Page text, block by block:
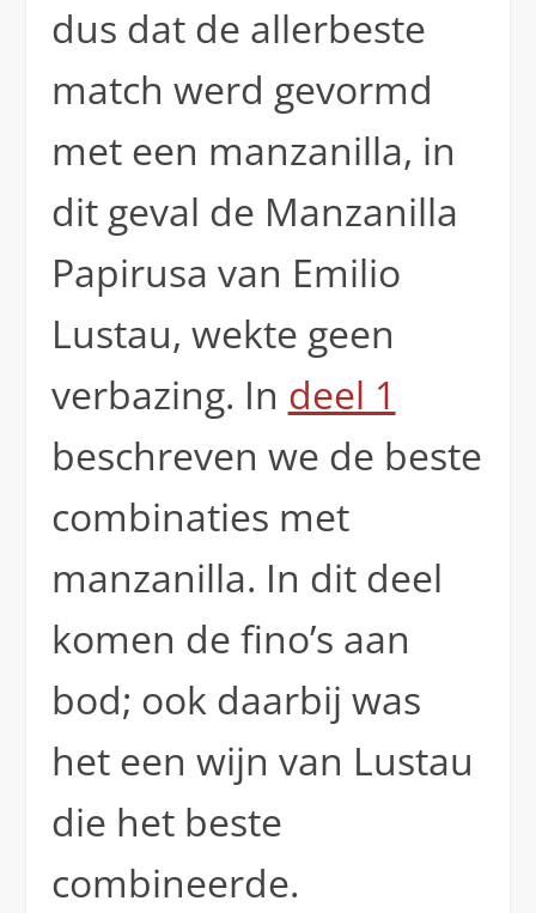
dus dat de allerbeste
match werd gevormd
met een manzanilla, in
dit geval de Manzanilla
Papirusa van Emilio
Lustau, wekte geen
verbazing. In deel 1
beschreven we de beste
combinaties met
manzanilla. In dit deel
komen de fino’s aan
bod; ook daarbij was
het een wijn van Lustau
die het beste
combineerde.